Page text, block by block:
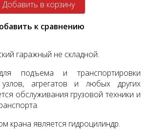
к сравнению
гаражный не складной.
подъема и транспортировки
агрегатов и любых других
обслуживания грузовой техники и
крана является гидроцилиндр.